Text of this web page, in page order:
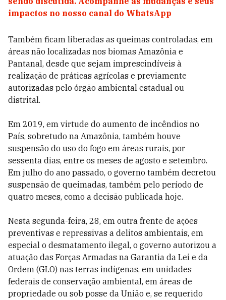
impactos no nosso canal do WhatsApp
Também ficam liberadas as queimas controladas, em
áreas não localizadas nos biomas Amazônia e
Pantanal, desde que sejam imprescindíveis à
realização de práticas agrícolas e previamente
autorizadas pelo órgão ambiental estadual ou
distrital.
Em 2019, em virtude do aumento de incêndios no
País, sobretudo na Amazônia, também houve
suspensão do uso do fogo em áreas rurais, por
sessenta dias, entre os meses de agosto e setembro.
Em julho do ano passado, o governo também decretou
suspensão de queimadas, também pelo período de
quatro meses, como a decisão publicada hoje.
Nesta segunda-feira, 28, em outra frente de ações
preventivas e repressivas a delitos ambientais, em
especial o desmatamento ilegal, o governo autorizou a
atuação das Forças Armadas na Garantia da Lei e da
Ordem (GLO) nas terras indígenas, em unidades
federais de conservação ambiental, em áreas de
propriedade ou sob posse da União e, se requerido